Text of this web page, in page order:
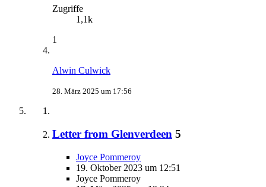
Zugriffe
1,1k
1
Alwin Culwick
28. März 2025 um 17:56
Letter from Glenverdeen 5
Joyce Pommeroy
19. Oktober 2023 um 12:51
Joyce Pommeroy